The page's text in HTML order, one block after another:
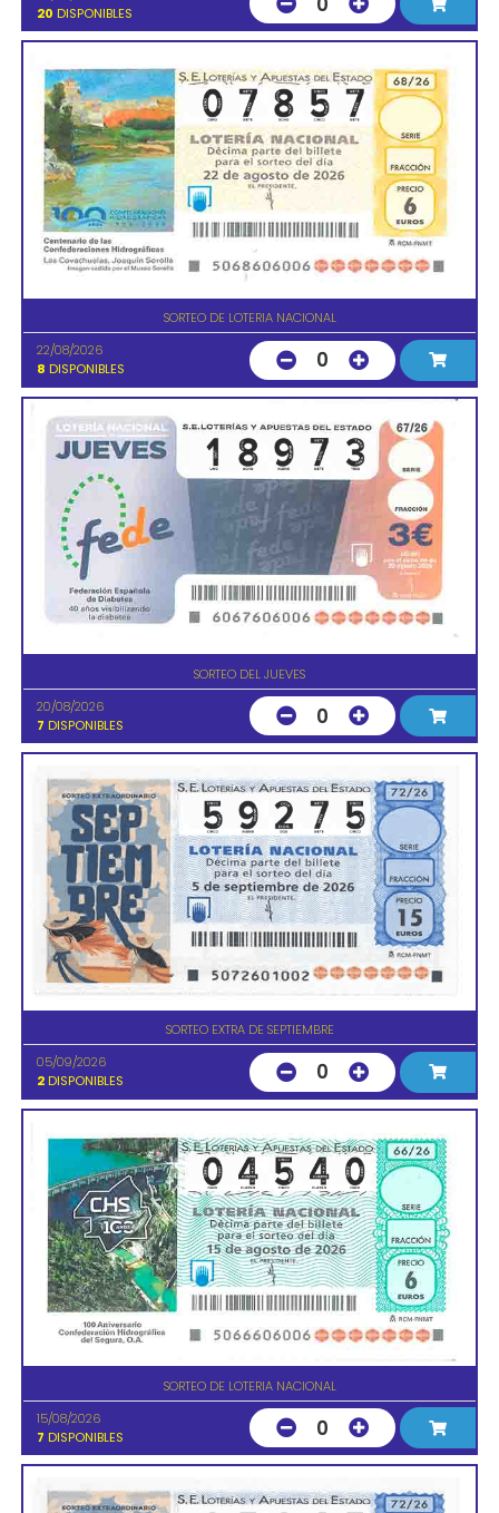
20 DISPONIBLES
SORTEO DE LOTERIA NACIONAL
22/08/2026
8 DISPONIBLES 0
SORTEO DEL JUEVES
20/08/2026
7 DISPONIBLES 0
SORTEO EXTRA DE SEPTIEMBRE
05/09/2026
2 DISPONIBLES 0
SORTEO DE LOTERIA NACIONAL
15/08/2026
7 DISPONIBLES 0